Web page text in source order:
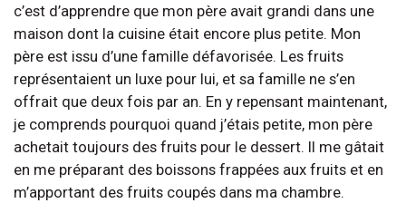
c’est d’apprendre que mon père avait grandi dans une
maison dont la cuisine était encore plus petite. Mon
père est issu d’une famille défavorisée. Les fruits
représentaient un luxe pour lui, et sa famille ne s’en
offrait que deux fois par an. En y repensant maintenant,
je comprends pourquoi quand j’étais petite, mon père
achetait toujours des fruits pour le dessert. Il me gâtait
en me préparant des boissons frappées aux fruits et en
m’apportant des fruits coupés dans ma chambre.